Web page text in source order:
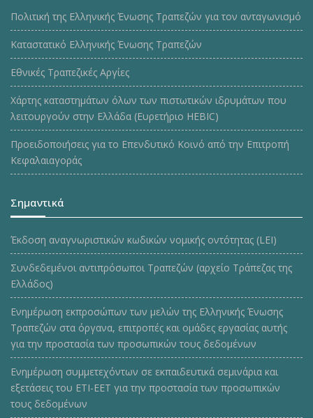
Πολιτική της Ελληνικής Ένωσης Τραπεζών για τον ανταγωνισμό
Καταστατικό Ελληνικής Ένωσης Τραπεζών
Εθνικές Τραπεζικές Αργίες
Χάρτης καταστημάτων όλων των πιστωτικών ιδρυμάτων που
λειτουργούν στην Ελλάδα (Ευρετήριο HEBIC)
Προειδοποιήσεις για το Επενδυτικό Κοινό από την Επιτροπή
Κεφαλαιαγοράς
Σημαντικά
Έκδοση αναγνωριστικών κωδικών νομικής οντότητας (LEI)
Συνδεδεμένοι αντιπρόσωποι Τραπεζών (αρχείο Τράπεζας της
Ελλάδος)
Ενημέρωση εκπροσώπων των μελών της Ελληνικής Ένωσης
Τραπεζών στα όργανα, επιτροπές και ομάδες εργασίας αυτής
για την προστασία των προσωπικών τους δεδομένων
Ενημέρωση συμμετεχόντων σε εκπαιδευτικά σεμινάρια και
εξετάσεις του ΕΤΙ-ΕΕΤ για την προστασία των προσωπικών
τους δεδομένων